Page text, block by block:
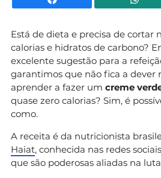
Está de dieta e precisa de cortar
calorias e hidratos de carbono?
excelente sugestão para a
garantimos que não fica a dever
aprender a fazer um creme
quase zero calorias? Sim, é
como.
A receita é da nutricionista
Haiat, conhecida nas redes
que são poderosas aliadas na